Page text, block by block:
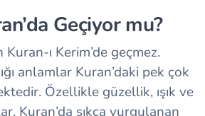
Geçiyor mu?
ı Kerim’de geçmez.
anlamlar Kuran’daki pek çok
Özellikle güzellik, ışık ve
Kuran’da sıkça vurgulanan